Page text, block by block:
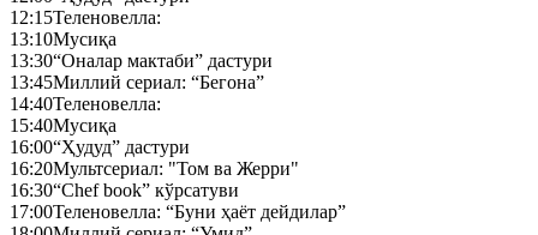
12:15Теленовелла:
13:10Мусиқа
13:30“Оналар мактаби” дастури
13:45Миллий сериал: “Бегона”
14:40Теленовелла:
15:40Мусиқа
16:00“Ҳудуд” дастури
16:20Мультсериал: "Том ва Жерри"
16:30“Chef book” кўрсатуви
17:00Теленовелла: “Буни ҳаёт дейдилар”